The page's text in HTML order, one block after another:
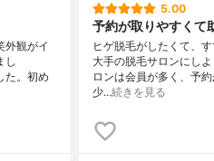
外観がイ
し
た。初め
5.00
予約が取りやすくて
ヒゲ脱毛がしたくて、
大手の脱毛サロンにし
ロンは会員が多く、予
少…続きを見る